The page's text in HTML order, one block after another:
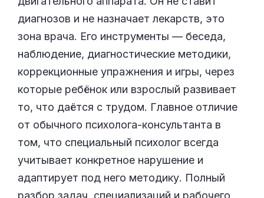
диагнозов и не назначает лекарств, это
зона врача. Его инструменты — беседа,
наблюдение, диагностические методики,
коррекционные упражнения и игры, через
которые ребёнок или взрослый развивает
то, что даётся с трудом. Главное отличие
от обычного психолога-консультанта в
том, что специальный психолог всегда
учитывает конкретное нарушение и
адаптирует под него методику. Полный
разбор задач, специализаций и рабочего